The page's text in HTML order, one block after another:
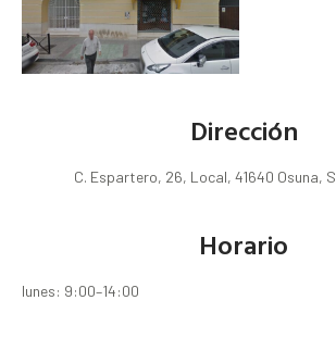
Dirección
C. Espartero, 26, Local, 41640 Osuna,
Horario
lunes: 9:00–14:00